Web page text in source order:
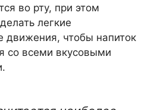
во рту, при этом
легкие
движения, чтобы напиток
со всеми вкусовыми